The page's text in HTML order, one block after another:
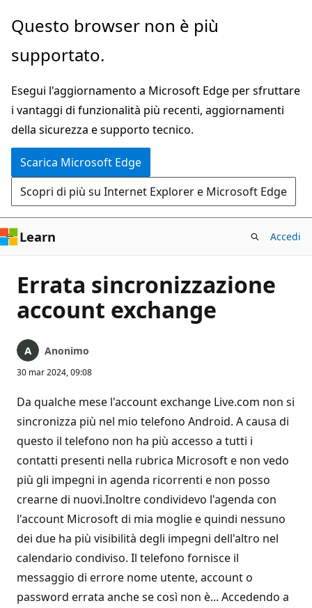
Ignora
passa
contenuto
principale
Questo browser non è più
supportato.
Esegui l'aggiornamento a Microsoft Edge per sfruttare
i vantaggi di funzionalità più recenti, aggiornamenti
della sicurezza e supporto tecnico.
Scarica Microsoft Edge
Scopri di più su Internet Explorer e Microsoft Edge
Learn Accedi
Errata sincronizzazione
account exchange
Anonimo
30 mar 2024, 09:08
Da qualche mese l'account exchange Live.com non si
sincronizza più nel mio telefono Android. A causa di
questo il telefono non ha più accesso a tutti i
contatti presenti nella rubrica Microsoft e non vedo
più gli impegni in agenda ricorrenti e non posso
crearne di nuovi.Inoltre condividevo l'agenda con
l'account Microsoft di mia moglie e quindi nessuno
dei due ha più visibilità degli impegni dell'altro nel
calendario condiviso. Il telefono fornisce il
messaggio di errore nome utente, account o
password errata anche se così non è... Accedendo a